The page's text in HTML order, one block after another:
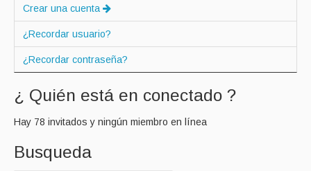
Crear una cuenta
¿Recordar usuario?
¿Recordar contraseña?
¿ Quién está en conectado ?
Hay 78 invitados y ningún miembro en línea
Busqueda